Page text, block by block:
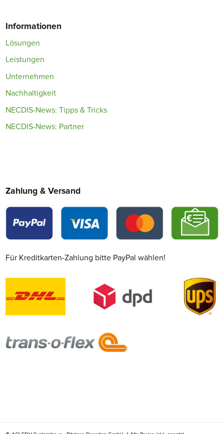
Informationen
Lösungen
Leistungen
Unternehmen
Nachhaltigkeit
NECDIS-News: Tipps & Tricks
NECDIS-News: Partner
Zahlung & Versand
Für Kreditkarten-Zahlung bitte PayPal wählen!